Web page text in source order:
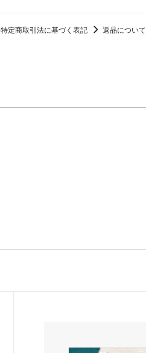
特定商取引法に基づく表記 返品について